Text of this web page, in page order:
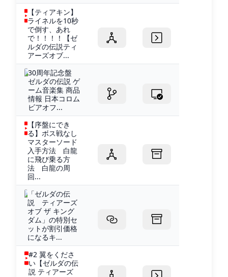
【ティアキン】
ライネルを10秒
で倒す、あれ
で！！！！【ゼ
ルダの伝説ティ
アーズオブ...
30周年記念盤
ゼルダの伝説 ゲ
ーム音楽集 商品
情報 日本コロム
ビアオフ...
【序盤にでき
る】ボス戦なし
マスターソード
入手方法 白龍
に飛び乗る方
法 白龍の周
回...
「ゼルダの伝
説 ティアーズ
オブ ザ キング
ダム」の特別セ
ットが割引価格
になるキ...
#2 翼をくださ
い【ゼルダの伝
説 ティアーズ